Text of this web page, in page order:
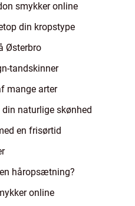
smykker online
din kropstype
Østerbro
tandskinner
mange arter
naturlige skønhed
en frisørtid
håropsætning?
online